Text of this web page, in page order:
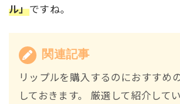
ル」ですね。
関連記事
リップルを購入するのにおすすめ
しておきます。 厳選して紹介して